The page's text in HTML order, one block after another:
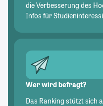
die Verbesserung des
Infos für
Wer wird befragt?
Das Ranking stützt sich